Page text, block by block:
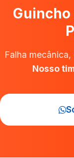
Falha
Nosso